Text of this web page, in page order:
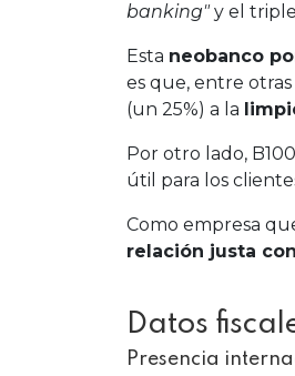
banking"y el
Esta neobanco
es que, entre
(un 25%) a la
Por otro lado,
útil para los
Como empresa
relación justa
Datos
Presencia